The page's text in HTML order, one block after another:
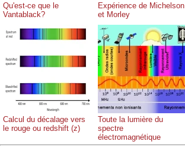
Qu'est-ce que le
Vantablack?
Expérience de Michelson
et Morley
Calcul du décalage vers
le rouge ou redshift (z)
Toute la lumière du
spectre
électromagnétique